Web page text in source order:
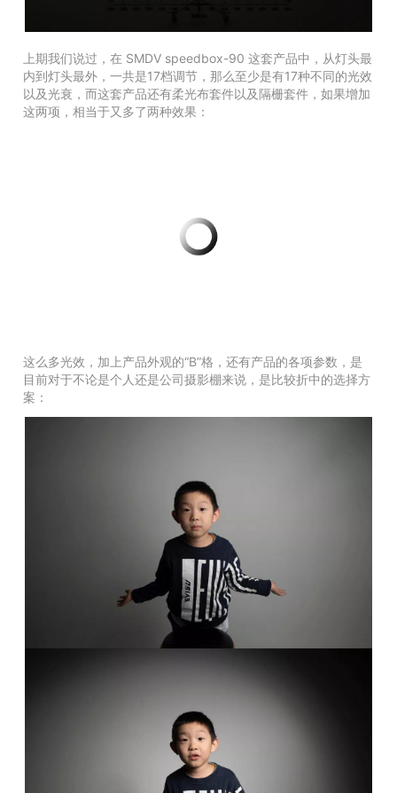
上期我们说过，在 SMDV speedbox-90 这套产品中，从灯头最
内到灯头最外，一共是17档调节，那么至少是有17种不同的光效
以及光衰，而这套产品还有柔光布套件以及隔栅套件，如果增加
这两项，相当于又多了两种效果：
这么多光效，加上产品外观的“B”格，还有产品的各项参数，是
目前对于不论是个人还是公司摄影棚来说，是比较折中的选择方
案：